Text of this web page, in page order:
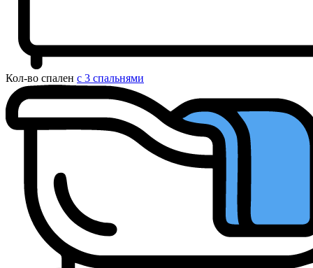
Кол-во спален с 3 спальнями